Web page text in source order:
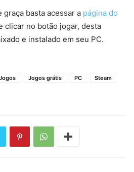
graça basta acessar a página do
clicar no botão jogar, desta
e instalado em seu PC.
Jogos grátis PC
Steam